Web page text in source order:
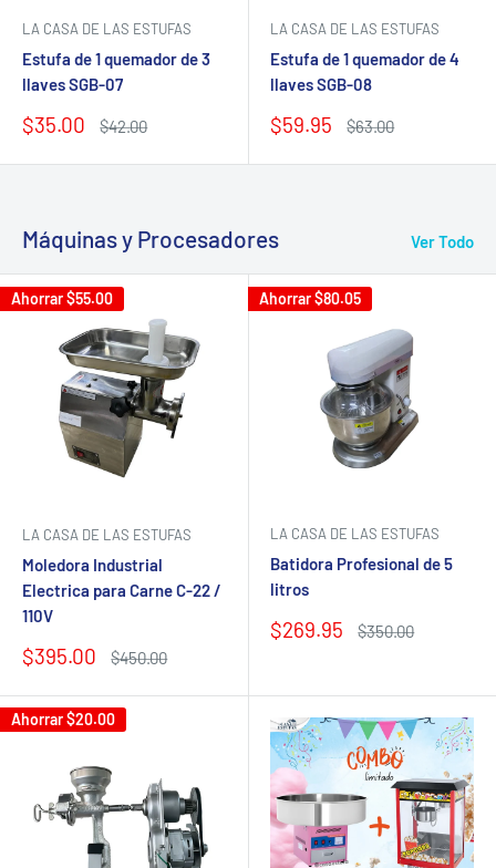
LA CASA DE LAS ESTUFAS
Estufa de 1 quemador de 3
llaves SGB-07
Precio
venta
$35.00
Precio
$42.00
LA CASA DE LAS ESTUFAS
Estufa de 1 quemador de 4
llaves SGB-08
Precio
venta
$59.95
Precio
$63.00
Máquinas y Procesadores Ver Todo
Ahorrar$55.00
LA CASA DE LAS ESTUFAS
Moledora Industrial
Electrica para Carne C-22 /
110V
Precio
venta
$395.00
Precio
$450.00
Ahorrar$80.05
LA CASA DE LAS ESTUFAS
Batidora Profesional de 5
litros
Precio
$269.95
Precio
$350.00
Ahorrar$20.00